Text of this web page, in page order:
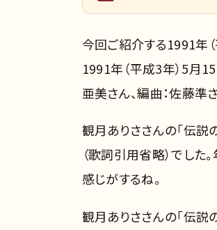
今回ご紹介する1991年（
1991年（平成3年）5月
亜美さん、編曲：佐藤準
観月ありささんの「伝説
（歌詞引用省略）でし
感じがするね。
観月ありささんの「伝説